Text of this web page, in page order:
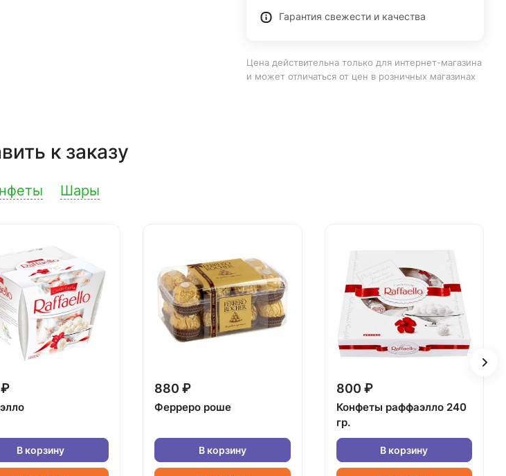
Гарантия свежести и качества
Цена действительна только для интернет-магазина
и может отличаться от цен в розничных магазинах
к заказу
Шары
В корзину
880 ₽
Ферреро роше
В корзину
800 ₽
Конфеты раффаэлло 240
гр.
В корзину